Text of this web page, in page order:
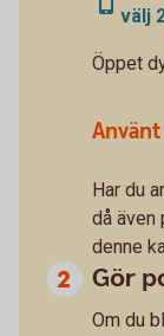
välj
Öppet
Har du
då även
denne
Gör
Om du